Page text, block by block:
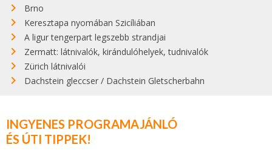
Brno
Keresztapa nyomában Szicíliában
A ligur tengerpart legszebb strandjai
Zermatt: látnivalók, kirándulóhelyek, tudnivalók
Zürich látnivalói
Dachstein gleccser / Dachstein Gletscherbahn
INGYENES PROGRAMAJÁNLÓ
ÉS ÚTI TIPPEK!